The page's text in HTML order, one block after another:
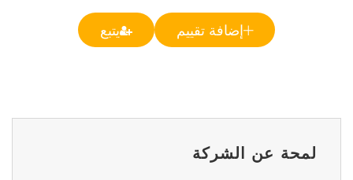
إضافة تقييم يتبع
لمحة عن الشركة